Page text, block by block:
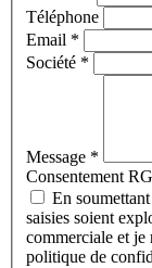
Téléphone
Email *
Société *
Message *
Consentement
En
saisies soient
commerciale et je
politique de